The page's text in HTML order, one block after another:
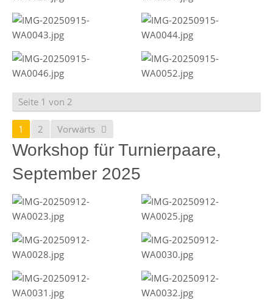
Seite 1 von 2
1 2 Vorwärts
Workshop für Turnierpaare,
September 2025